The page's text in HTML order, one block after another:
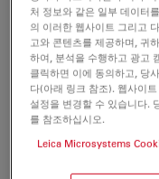
Certificates User
DMshare
CERTIFICATES
처 정보와 같은 일부 데이터
의 이러한 웹사이트 그리고
고와 콘텐츠를 제공하며, 귀
하여, 분석을 수행하고 광고
클릭하면 이에 동의하고, 당
다(아래 링크 참조). 웹사이
설정을 변경할 수 있습니다.
를 참조하십시오.
Leica Microsystems